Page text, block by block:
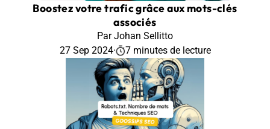
Boostez votre trafic grâce aux mots-clés
associés
Par Johan Sellitto
27 Sep 2024· 7 minutes de lecture